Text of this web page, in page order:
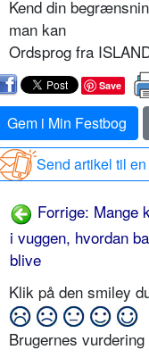
Kend din
man kan
Ordsprog fra
Save
Gem i Min Festbog
Send artikel til
Forrige: Mange
i vuggen, hvordan
blive
Klik på den smiley
Brugernes vurdering